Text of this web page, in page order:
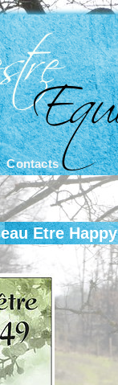
Contacts
Etre Happy